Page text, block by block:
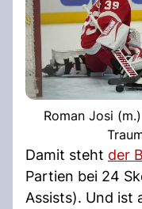
Roman Josi
Damit steht der
Partien bei 24
Assists). Und ist